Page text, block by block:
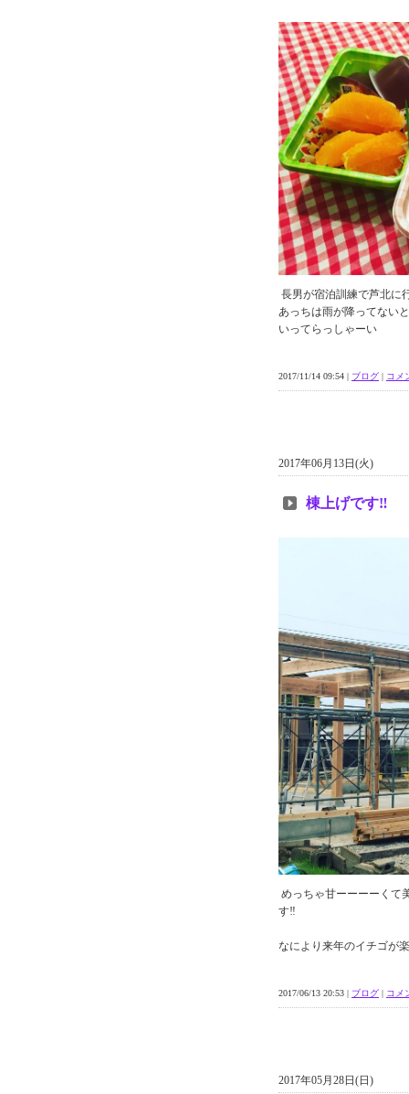
長男が宿泊訓練で芦北に
あっちは雨が降ってない
いってらっしゃーい
2017/11/14 09:54 | ブログ | コメ
2017年06月13日(火)
棟上げです‼︎
めっちゃ甘ーーーーくて
す‼︎
なにより来年のイチゴが
2017/06/13 20:53 | ブログ | コメ
2017年05月28日(日)